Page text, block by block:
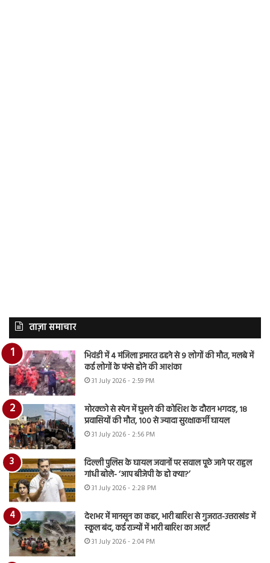
ताज़ा समाचार
भिवंडी में 4 मंजिला इमारत ढहने से 9 लोगों की मौत, मलबे में
कई लोगों के फंसे होने की आशंका
31 July 2026 - 2:59 PM
मोरक्को से स्पेन में घुसने की कोशिश के दौरान भगदड़, 18
प्रवासियों की मौत, 100 से ज्यादा सुरक्षाकर्मी घायल
31 July 2026 - 2:56 PM
दिल्ली पुलिस के घायल जवानों पर सवाल पूछे जाने पर राहुल
गांधी बोले- ‘आप बीजेपी के हो क्या?’
31 July 2026 - 2:28 PM
देशभर में मानसून का कहर, भारी बारिश से गुजरात-उत्तराखंड में
स्कूल बंद, कई राज्यों में भारी बारिश का अलर्ट
31 July 2026 - 2:04 PM